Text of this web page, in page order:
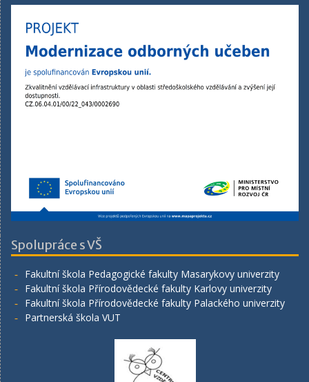
Spolupráce s VŠ
Fakultní škola Pedagogické fakulty Masarykovy univerzity
Fakultní škola Přírodovědecké fakulty Karlovy univerzity
Fakultní škola Přírodovědecké fakulty Palackého univerzity
Partnerská škola VUT